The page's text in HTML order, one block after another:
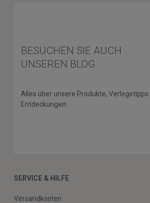
BESUCHEN SIE AUCH
UNSEREN BLOG
Alles über unsere Produkte,
Entdeckungen.
SERVICE & HILFE
Versandkosten